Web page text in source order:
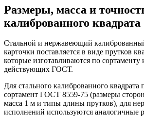
Размеры, масса и
калиброванного квадрата
Стальной и нержавеющий
карточки поставляется в виде прутков
которые изготавливаются по сортаменту
действующих ГОСТ.
Для стального калиброванного квадрата
сортамент ГОСТ 8559‑75 (размеры
масса 1 м и типы длины прутков), для
исполнений используются аналогичные